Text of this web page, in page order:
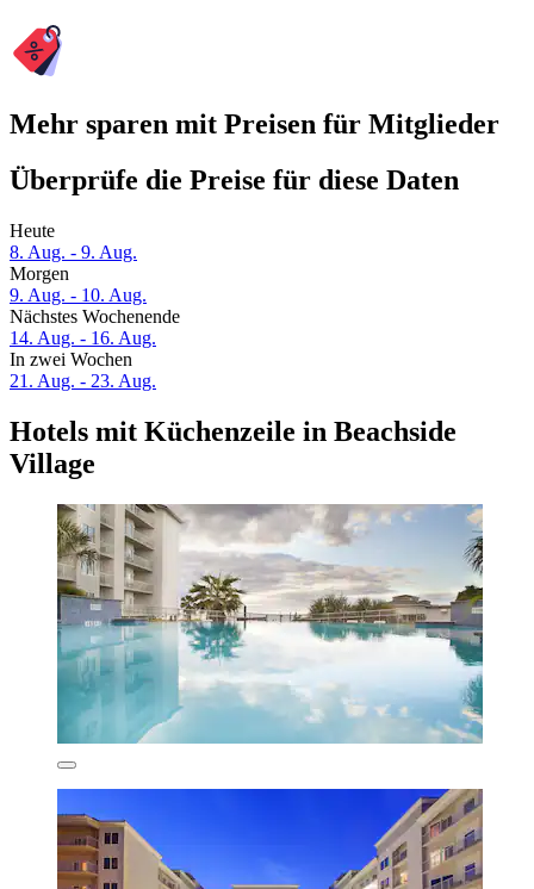
Mehr sparen mit Preisen für Mitglieder
Überprüfe die Preise für diese Daten
Heute
8. Aug. - 9. Aug.
Morgen
9. Aug. - 10. Aug.
Nächstes Wochenende
14. Aug. - 16. Aug.
In zwei Wochen
21. Aug. - 23. Aug.
Hotels mit Küchenzeile in Beachside
Village